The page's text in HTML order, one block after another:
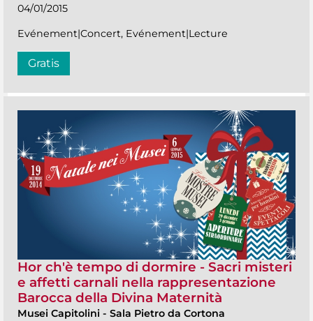
04/01/2015
Evénement|Concert, Evénement|Lecture
Gratis
Hor ch'è tempo di dormire - Sacri misteri
e affetti carnali nella rappresentazione
Barocca della Divina Maternità
Musei Capitolini - Sala Pietro da Cortona